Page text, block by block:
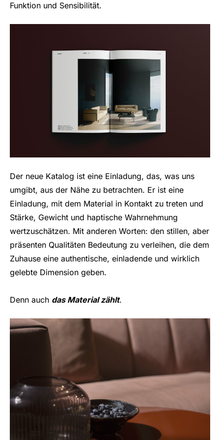
Funktion und Sensibilität.
Der neue Katalog ist eine Einladung, das, was uns
umgibt, aus der Nähe zu betrachten. Er ist eine
Einladung, mit dem Material in Kontakt zu treten und
Stärke, Gewicht und haptische Wahrnehmung
wertzuschätzen. Mit anderen Worten: den stillen, aber
präsenten Qualitäten Bedeutung zu verleihen, die dem
Zuhause eine authentische, einladende und wirklich
gelebte Dimension geben.
Denn auch das Material zählt.